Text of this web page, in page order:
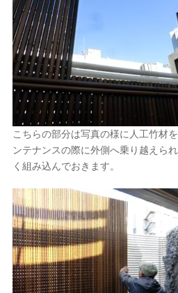
こちらの部分は写真の様に人工竹材
ンテナンスの際に外側へ乗り越えら
く組み込んでおきます。